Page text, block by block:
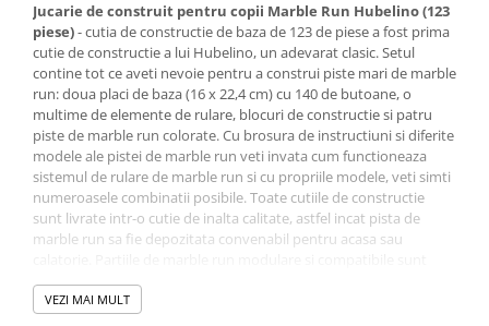
Jucarie de construit pentru copii Marble Run Hubelino (123
piese)- cutia de constructie de baza de 123 de piese a fost prima
cutie de constructie a lui Hubelino, un adevarat clasic. Setul
contine tot ce aveti nevoie pentru a construi piste mari de marble
run: doua placi de baza (16 x 22,4 cm) cu 140 de butoane, o
multime de elemente de rulare, blocuri de constructie si patru
piste de marble run colorate. Cu brosura de instructiuni si diferite
modele ale pistei de marble run veti invata cum functioneaza
sistemul de rulare de marble run si cu propriile modele, veti simti
numeroasele combinatii posibile. Toate cutiile de constructie
sunt livrate intr-o cutie de inalta calitate, astfel incat pista de
marble run sa fie depozitata convenabil pentru acasa sau
concepute pentru a ramane pe loc, astfel incat copiii sa se poata
concentra pe distractie. Ele promoveaza inteligenta spatiala si
VEZI MAI MULT